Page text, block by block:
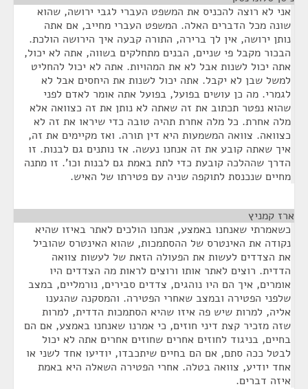
אני לא רוצה להכניס את המשפט העברי לגבי ירושה, שהוא
שונה מכל הדברים האלה. המשפט העברי מחייב, אם אתה
נותן ירושה, אין לך ברירה, התורה קבעה איך הירושה הולכת.
הבכור מקבל פי שניים, הבנים מתחלקים בשווה, אתה לא יכול,
אתה יכול לשנות אבל לא את המהויות. אתה לא יכול להחליט
למשל שבן לא יקבל. אתה יכול לשנות את היחסים אבל לא
לגמרי. מה כן עושים בפועל, בפועל אתה אומר לאדם לפני
שהוא נפטר תכתוב את זה שאתה לא נותן את זה כצוואה אלא
מלה אחרת. כל מלה אחרת תהיה טובה כדי שיראו את זה לא
כצוואה. צוואה המשמעות היא דין תורה. ואז מקיימים את זה,
איך שאתה קובע את זה אנחנו נעשה. אז נותנים גם לבנות. זו
הדרך שההלכה קובעת כדי לתת באמת גם לבנות וכו'. זו מתנה
מחיים שנכנסת לתוקפה שניה עם פטירתו של האיש.
ארז קמניץ
כשאמרתי שאנחנו באמצע, אנחנו הולכים לאתר באיזו שהיא
נקודה את האינטרס של ההסתמכות, שהוא האינטרס שהוביל
את הצדדים לעשות את הפעולה הזאת של לעשות צוואה
הדדית. רוצים לאתר אותו ורוצים לראות מה הצדדים היו
אומרים, איך הם היו נוהגים, צדדים סבירים, נורמליים, במצב
שלפני הפטירה ובמצב שאחרי הפטירה. והמסקנה שהגענו
אליה, למרות שיש פה איזו שהיא הסתמכות הדדית, למרות
שזה מזכיר קצת דיני חוזים, כי אמרנו שאנחנו באמצע, אם הם
בחיים, בניגוד לחוזים אחרים שחוזים אחרים אתה לא יכול
לבטל ככה סתם, אם הם בחיים שיתכבדו, יודיעו אחד לשני או
אחד יודיע, צוואה בטלה. אחרי הפטירה השאלה היא באמת
איזה דברים.